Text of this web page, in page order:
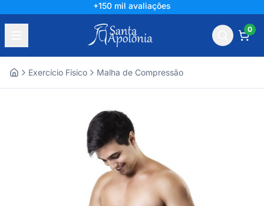
+150 mil avaliações
0
Exercício Físico Malha de Compressão